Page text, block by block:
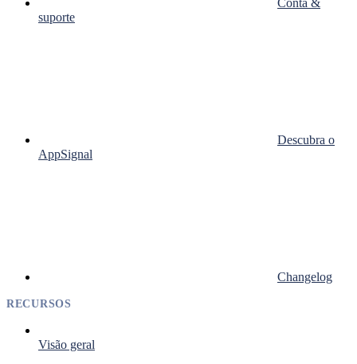
suporte
Descubra o
AppSignal
Changelog
RECURSOS
Visão geral